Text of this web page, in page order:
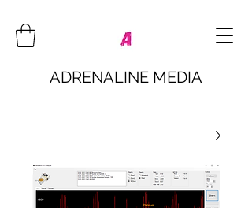
ADRENALINE MEDIA